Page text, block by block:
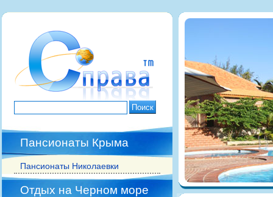
Пансионаты Крыма
Пансионаты Николаевки
Отдых на Черном море